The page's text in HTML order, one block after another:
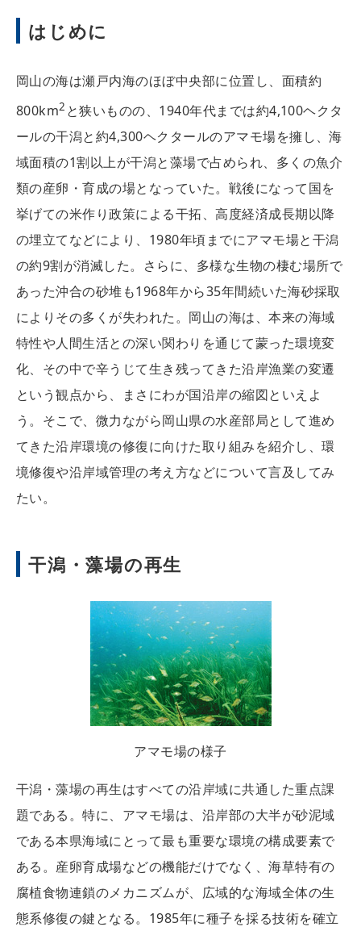
はじめに
岡山の海は瀬戸内海のほぼ中央部に位置し、面積約
800km2 と狭いものの、1940年代までは約4,100ヘクタ
ールの干潟と約4,300ヘクタールのアマモ場を擁し、海
域面積の1割以上が干潟と藻場で占められ、多くの魚介
類の産卵・育成の場となっていた。戦後になって国を
挙げての米作り政策による干拓、高度経済成長期以降
の埋立てなどにより、1980年頃までにアマモ場と干潟
の約9割が消滅した。さらに、多様な生物の棲む場所で
あった沖合の砂堆も1968年から35年間続いた海砂採取
によりその多くが失われた。岡山の海は、本来の海域
特性や人間生活との深い関わりを通じて蒙った環境変
化、その中で辛うじて生き残ってきた沿岸漁業の変遷
という観点から、まさにわが国沿岸の縮図といえよ
う。そこで、微力ながら岡山県の水産部局として進め
てきた沿岸環境の修復に向けた取り組みを紹介し、環
境修復や沿岸域管理の考え方などについて言及してみ
たい。
干潟・藻場の再生
アマモ場の様子
干潟・藻場の再生はすべての沿岸域に共通した重点課
題である。特に、アマモ場は、沿岸部の大半が砂泥域
である本県海域にとって最も重要な環境の構成要素で
ある。産卵育成場などの機能だけでなく、海草特有の
腐植食物連鎖のメカニズムが、広域的な海域全体の生
態系修復の鍵となる。1985年に種子を採る技術を確立